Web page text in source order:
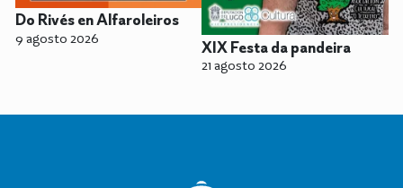
Do Rivés en Alfaroleiros
9 agosto 2026
XIX Festa da pandeira
21 agosto 2026